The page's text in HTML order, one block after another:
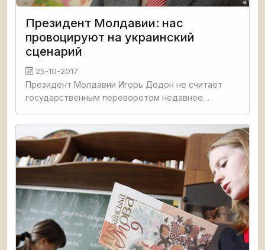
Президент Молдавии: нас
провоцируют на украинский
сценарий
25-10-2017
Президент Молдавии Игорь Додон не считает
государственным переворотом недавнее
министра обороны (решение об этом принял
конституционный суд Молдовы). Об